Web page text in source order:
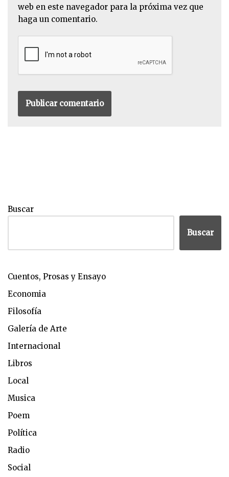
web en este navegador para la próxima vez que
haga un comentario.
Buscar
Buscar
Cuentos, Prosas y Ensayo
Economia
Filosofía
Galería de Arte
Internacional
Libros
Local
Musica
Poem
Política
Radio
Social